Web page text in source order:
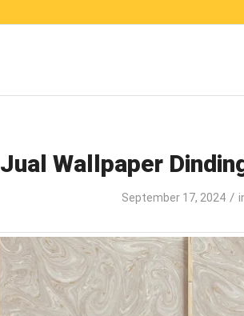
Jual Wallpaper
September 17, 2024 /